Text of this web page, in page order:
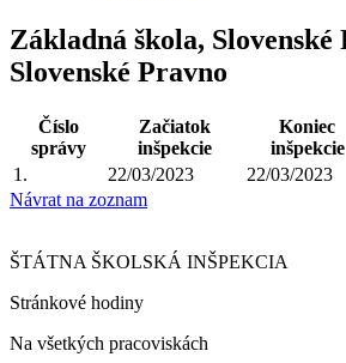
Základná škola, Slovenské
Slovenské Pravno
Číslo
správy
Začiatok
inšpekcie
Koniec
inšpekcie
1.
22/03/2023 22/03/2023
Návrat na zoznam
ŠTÁTNA ŠKOLSKÁ INŠPEKCIA
Stránkové hodiny​
Na všetkých pracoviskách